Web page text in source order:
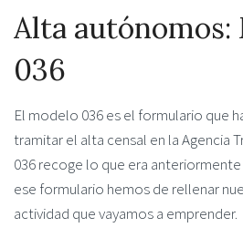
Alta autónomos:
036
El modelo 036 es el formulario que
tramitar el alta censal en la Agencia
036 recoge lo que era anteriormente
ese formulario hemos de rellenar
actividad que vayamos a emprender.